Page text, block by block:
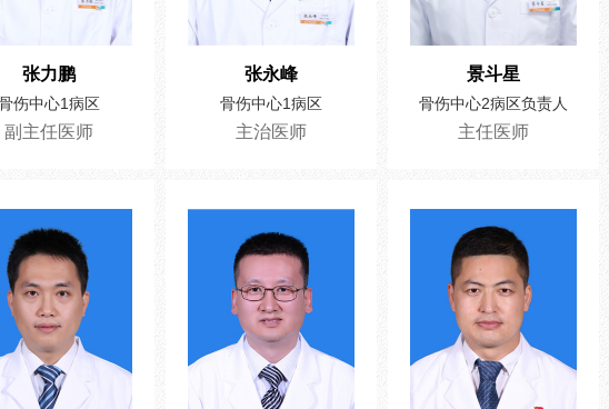
张力鹏
伤中心1病区
副主任医师
张永峰
骨伤中心1病区
主治医师
景斗星
骨伤中心2病区负责人
主任医师